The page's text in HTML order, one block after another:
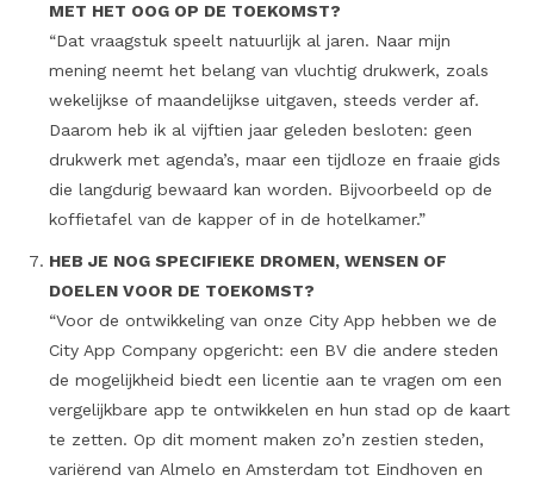
MET HET OOG OP DE TOEKOMST?
“Dat vraagstuk speelt natuurlijk al jaren. Naar mijn
mening neemt het belang van vluchtig drukwerk, zoals
wekelijkse of maandelijkse uitgaven, steeds verder af.
Daarom heb ik al vijftien jaar geleden besloten: geen
drukwerk met agenda’s, maar een tijdloze en fraaie gids
die langdurig bewaard kan worden. Bijvoorbeeld op de
koffietafel van de kapper of in de hotelkamer.”
HEB JE NOG SPECIFIEKE DROMEN, WENSEN OF
DOELEN VOOR DE TOEKOMST?
“Voor de ontwikkeling van onze City App hebben we de
City App Company opgericht: een BV die andere steden
de mogelijkheid biedt een licentie aan te vragen om een
vergelijkbare app te ontwikkelen en hun stad op de kaart
te zetten. Op dit moment maken zo’n zestien steden,
variërend van Almelo en Amsterdam tot Eindhoven en